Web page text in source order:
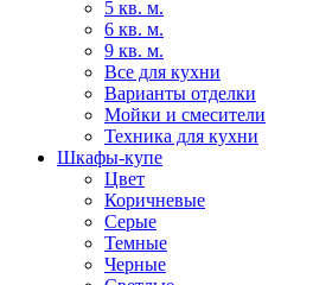
5 кв. м.
6 кв. м.
9 кв. м.
Все для кухни
Варианты отделки
Мойки и смесители
Техника для кухни
Шкафы-купе
Цвет
Коричневые
Серые
Темные
Черные